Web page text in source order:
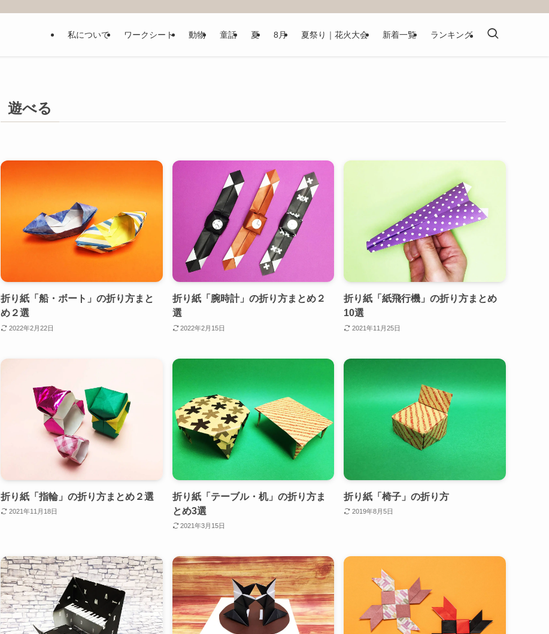
私について ワークシート 動物 童話 夏 8月 夏祭り｜花火大会 新着一覧 ランキング
遊べる
折り紙「船・ボート」の折り方まと
め２選
2022年2月22日
折り紙「腕時計」の折り方まとめ２
選
2022年2月15日
折り紙「紙飛行機」の折り方まとめ
10選
2021年11月25日
折り紙「指輪」の折り方まとめ２選
2021年11月18日
折り紙「テーブル・机」の折り方ま
とめ3選
2021年3月15日
折り紙「椅子」の折り方
2019年8月5日